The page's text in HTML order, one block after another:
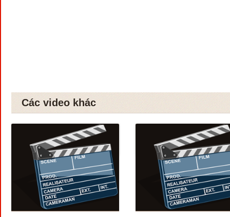
Các video khác